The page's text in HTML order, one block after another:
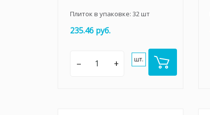
Плиток в упаковке: 32 шт
235.46 руб.
– + шт.